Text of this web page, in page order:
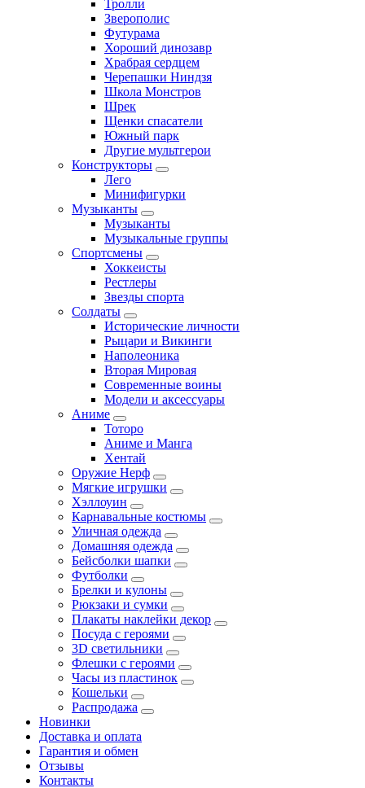
Тролли
Зверополис
Футурама
Хороший динозавр
Храбрая сердцем
Черепашки Ниндзя
Школа Монстров
Шрек
Щенки спасатели
Южный парк
Другие мультгерои
Конструкторы
Лего
Минифигурки
Музыканты
Музыканты
Музыкальные группы
Спортсмены
Хоккеисты
Рестлеры
Звезды спорта
Солдаты
Исторические личности
Рыцари и Викинги
Наполеоника
Вторая Мировая
Современные воины
Модели и аксессуары
Аниме
Тоторо
Аниме и Манга
Хентай
Оружие Нерф
Мягкие игрушки
Хэллоуин
Карнавальные костюмы
Уличная одежда
Домашняя одежда
Бейсболки шапки
Футболки
Брелки и кулоны
Рюкзаки и сумки
Плакаты наклейки декор
Посуда с героями
3D светильники
Флешки с героями
Часы из пластинок
Кошельки
Распродажа
Новинки
Доставка и оплата
Гарантия и обмен
Отзывы
Контакты